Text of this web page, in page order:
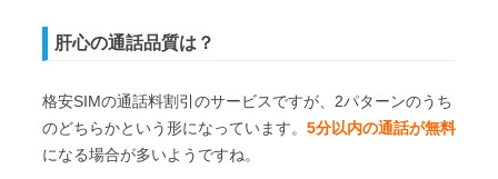
肝心の通話品質は？
格安SIMの通話料割引のサービスですが、2パターンのうち
のどちらかという形になっています。 5分以内の通話が無料
になる場合が多いようですね。